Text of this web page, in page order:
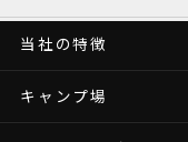
当社の特徴
キャンプ場